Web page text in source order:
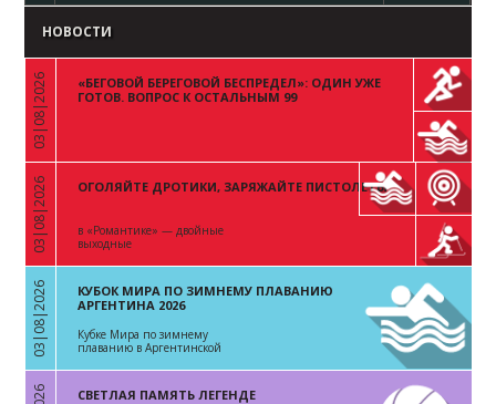
НОВОСТИ
«
03|08|2026
«БЕГОВОЙ БЕРЕГОВОЙ БЕСПРЕДЕЛ»: ОДИН УЖЕ
ГОТОВ. ВОПРОС К ОСТАЛЬНЫМ 99
«
03|08|2026 ОГОЛЯЙТЕ ДРОТИКИ, ЗАРЯЖАЙТЕ ПИСТОЛЕТЫ
в «Романтике» — двойные
выходные
«
03|08|2026
КУБОК МИРА ПО ЗИМНЕМУ ПЛАВАНИЮ
АРГЕНТИНА 2026
Кубке Мира по зимнему
плаванию в Аргентинской
СВЕТЛАЯ ПАМЯТЬ ЛЕГЕНДЕ